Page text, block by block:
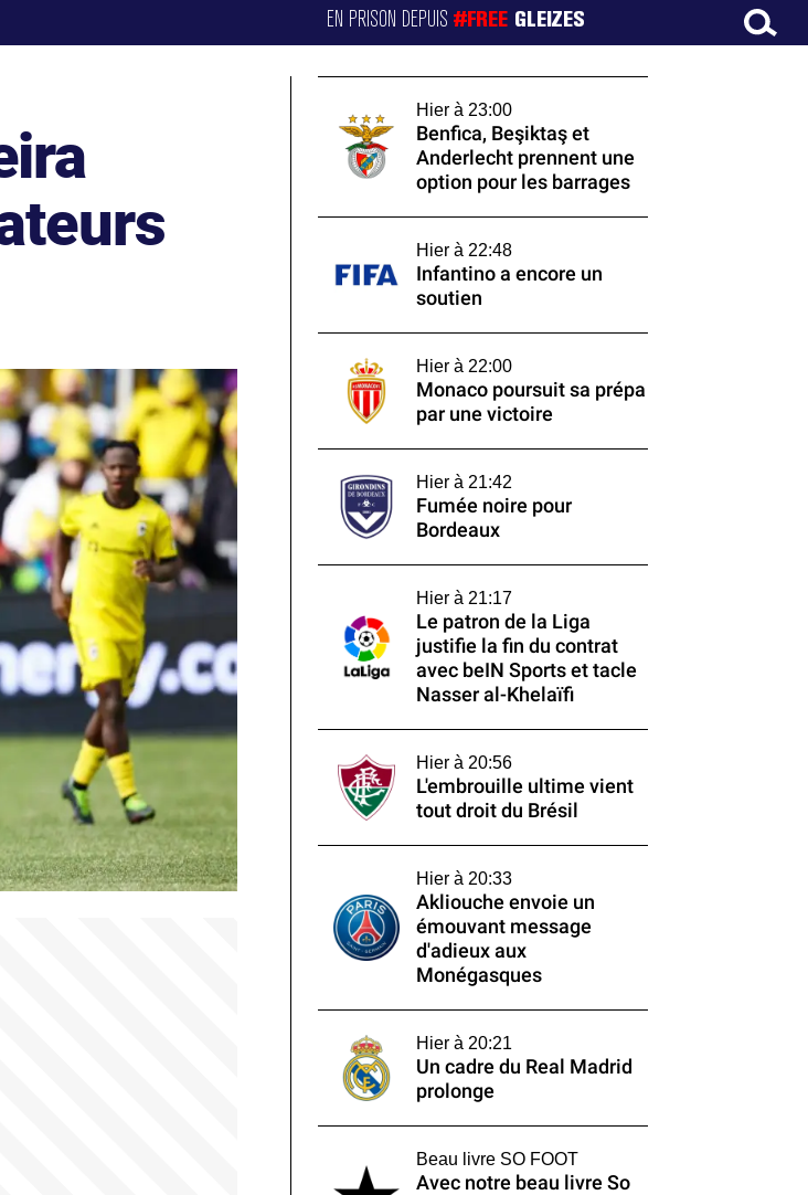
EN PRISON DEPUIS#FREE GLEIZES
Hier à 23:00
Benfica, Beşiktaş et
Anderlecht prennent une
option pour les barrages
Hier à 22:48
Infantino a encore un
soutien
Hier à 22:00
Monaco poursuit sa prépa
par une victoire
Hier à 21:42
Fumée noire pour
Bordeaux
Hier à 21:17
Le patron de la Liga
justifie la fin du contrat
avec beIN Sports et tacle
Nasser al-Khelaïfi
Hier à 20:56
L'embrouille ultime vient
tout droit du Brésil
Hier à 20:33
Akliouche envoie un
émouvant message
d'adieux aux
Monégasques
Hier à 20:21
Un cadre du Real Madrid
prolonge
Beau livre SO FOOT
Avec notre beau livre So